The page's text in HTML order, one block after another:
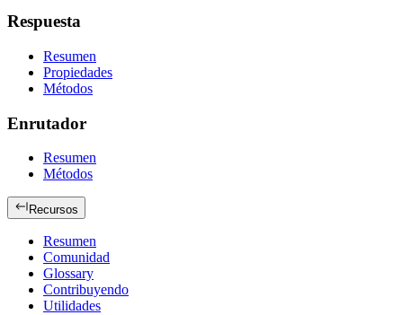
Respuesta
Resumen
Propiedades
Métodos
Enrutador
Resumen
Métodos
Recursos
Resumen
Comunidad
Glossary
Contribuyendo
Utilidades